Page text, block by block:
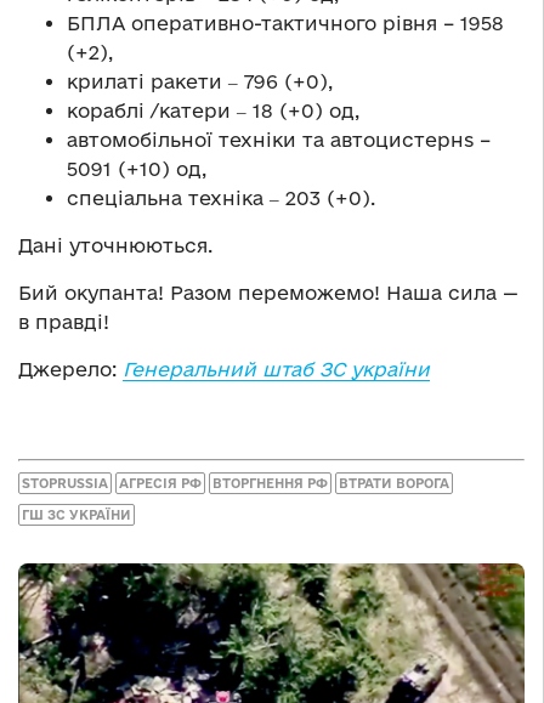
БПЛА оперативно-тактичного рівня – 1958
(+2),
крилаті ракети ‒ 796 (+0),
кораблі /катери ‒ 18 (+0) од,
автомобільної техніки та автоцистернs –
5091 (+10) од,
спеціальна техніка ‒ 203 (+0).
Дані уточнюються.
Бий окупанта! Разом переможемо! Наша сила —
в правді!
Джерело: Генеральний штаб ЗС україни
STOPRUSSIA АГРЕСІЯ РФ ВТОРГНЕННЯ РФ ВТРАТИ ВОРОГА
ГШ ЗС УКРАЇНИ